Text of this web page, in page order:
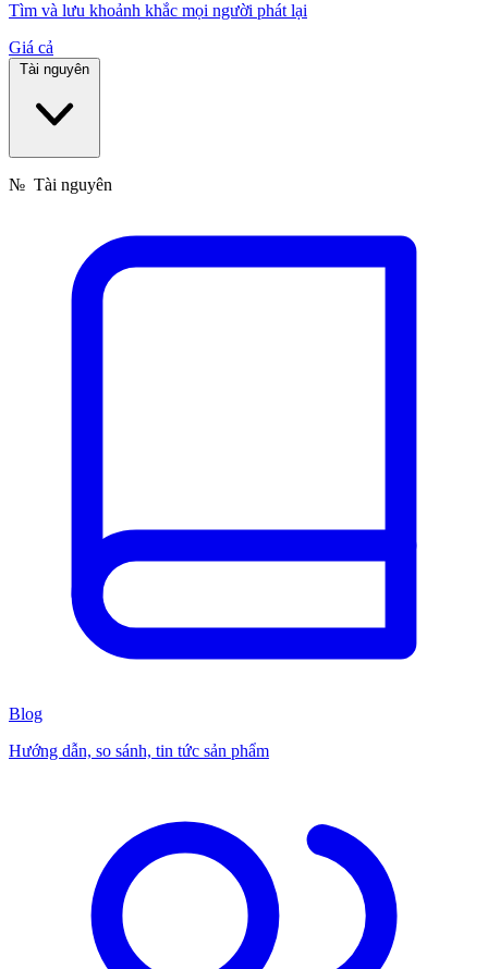
Tìm và lưu khoảnh khắc mọi người phát lại
Giá cả
Tài nguyên
№ Tài nguyên
Blog
Hướng dẫn, so sánh, tin tức sản phẩm